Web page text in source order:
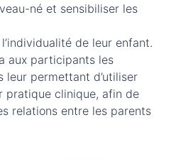
né et sensibiliser les
de leur enfant.
aux participants les
leur permettant d’utiliser
pratique clinique, afin de
relations entre les parents